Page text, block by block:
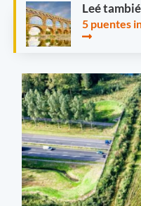
Leé
5 puentes